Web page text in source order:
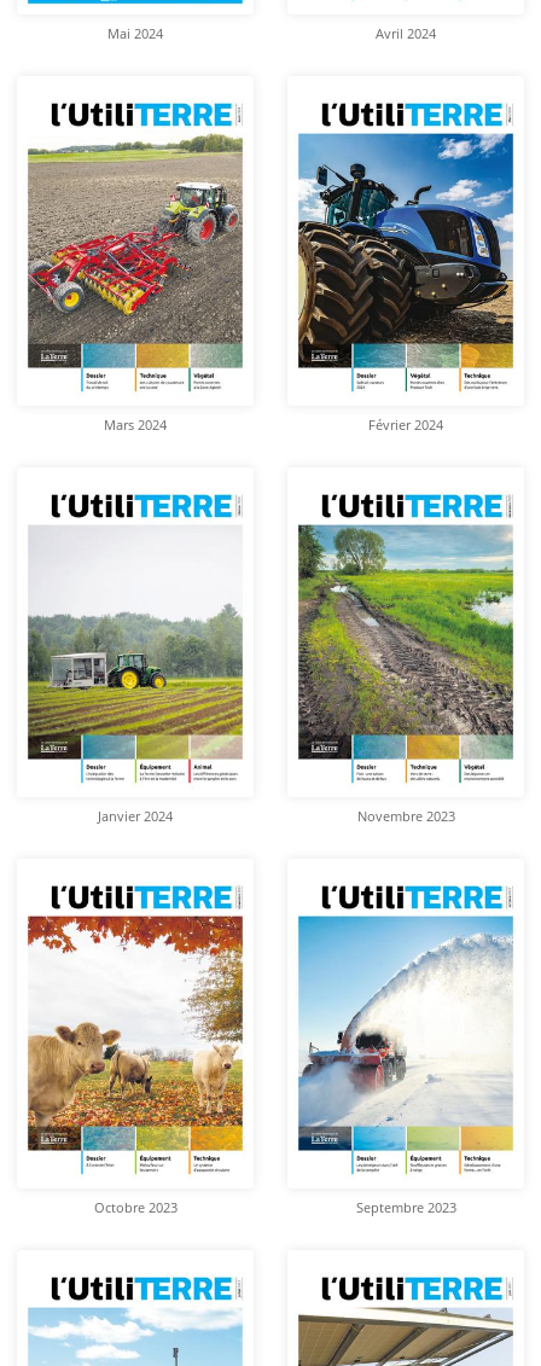
Mai 2024 Avril 2024
Mars 2024 Février 2024
Janvier 2024 Novembre 2023
Octobre 2023 Septembre 2023